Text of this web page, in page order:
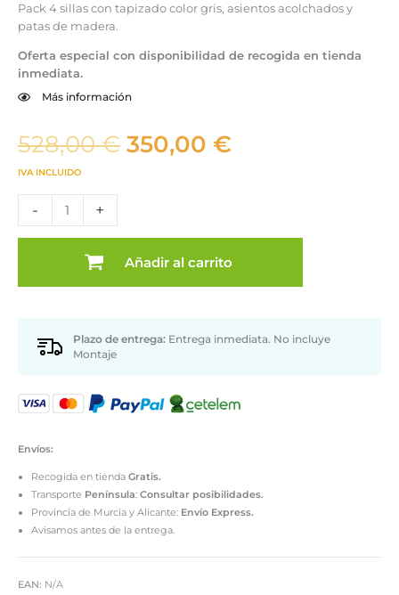
Pack 4 sillas con tapizado color gris, asientos acolchados y
patas de madera.
Oferta especial con disponibilidad de recogida en tienda
inmediata.
Más información
528,00€ El
528,00 €.
350,00 €
350,00 €.
IVA INCLUIDO
-
sillas
acolchado
cantidad
+
Añadir al carrito
Plazo de entrega: Entrega inmediata. No incluye
Montaje
Envíos:
Recogida en tienda Gratis.
Transporte Península: Consultar posibilidades.
Provincia de Murcia y Alicante: Envío Express.
Avisamos antes de la entrega.
EAN: N/A